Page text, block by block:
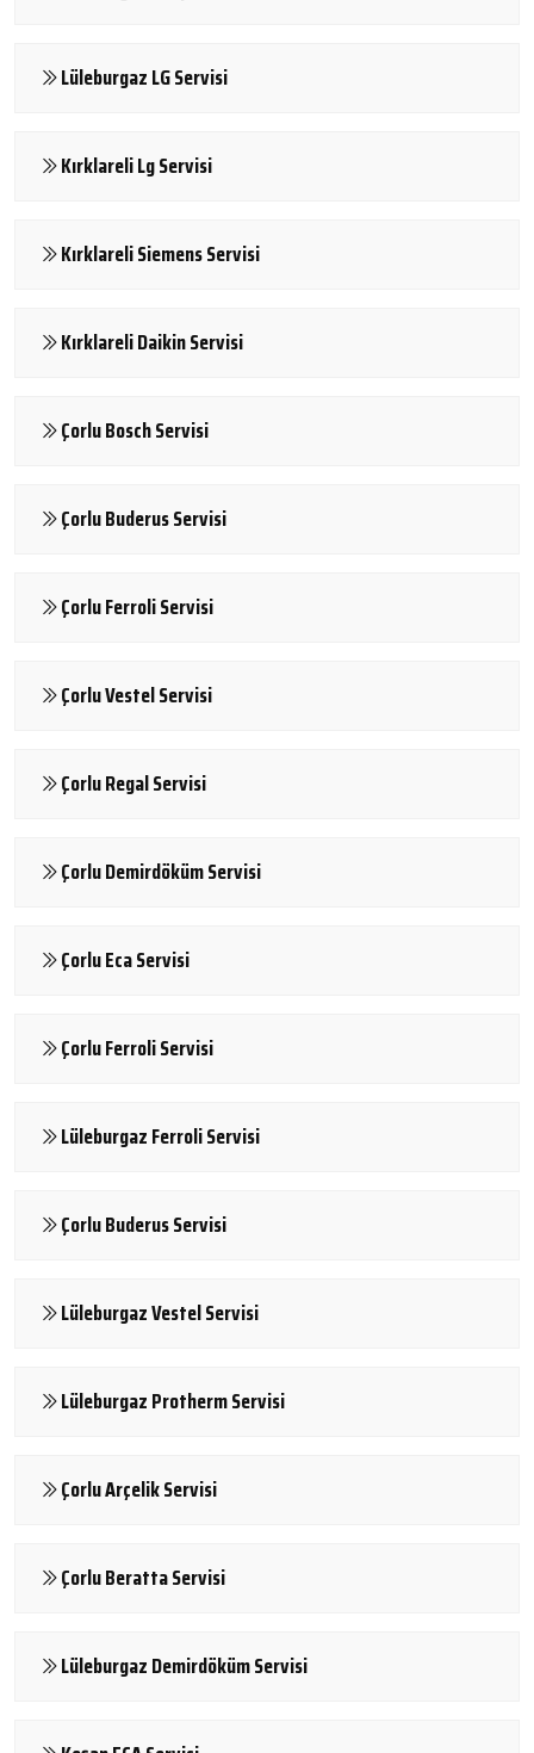
Lüleburgaz LG Servisi
Kırklareli Lg Servisi
Kırklareli Siemens Servisi
Kırklareli Daikin Servisi
Çorlu Bosch Servisi
Çorlu Buderus Servisi
Çorlu Ferroli Servisi
Çorlu Vestel Servisi
Çorlu Regal Servisi
Çorlu Demirdöküm Servisi
Çorlu Eca Servisi
Çorlu Ferroli Servisi
Lüleburgaz Ferroli Servisi
Çorlu Buderus Servisi
Lüleburgaz Vestel Servisi
Lüleburgaz Protherm Servisi
Çorlu Arçelik Servisi
Çorlu Beratta Servisi
Lüleburgaz Demirdöküm Servisi